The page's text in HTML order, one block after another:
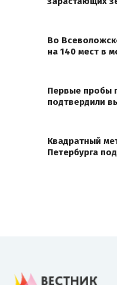
Во
на 140 мест в
Первые пробы
подтвердили
Квадратный
Петербурга